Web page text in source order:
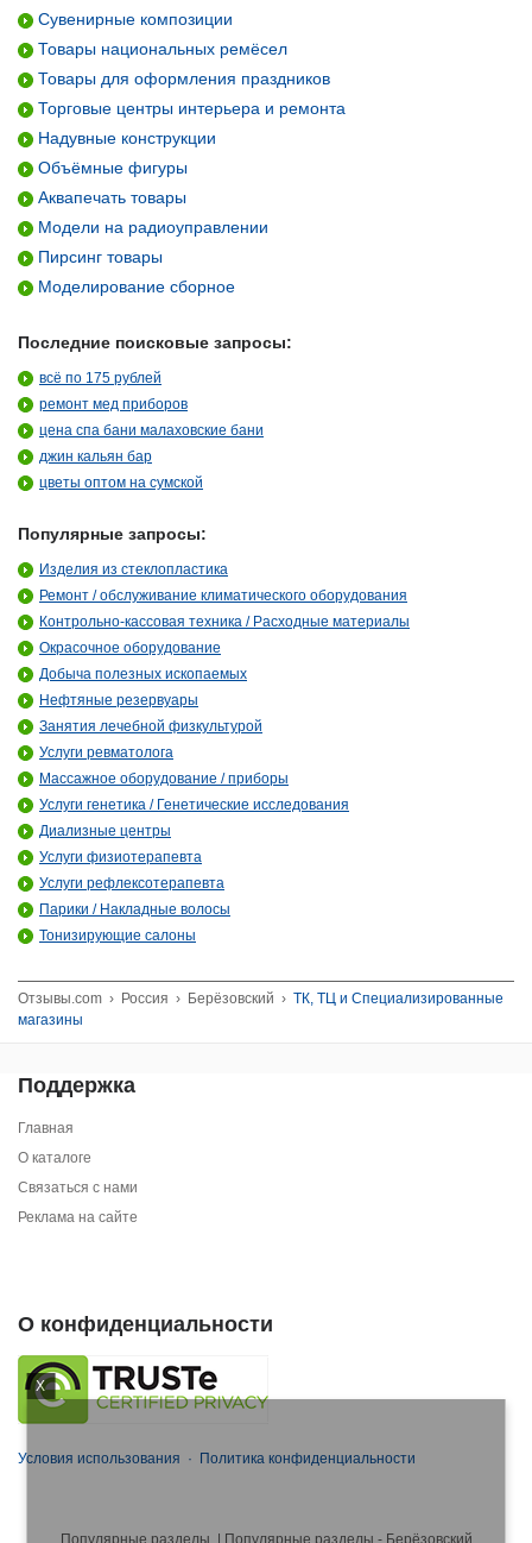
X
Сувенирные композиции
Товары национальных ремёсел
Товары для оформления праздников
Торговые центры интерьера и ремонта
Надувные конструкции
Объёмные фигуры
Аквапечать товары
Модели на радиоуправлении
Пирсинг товары
Моделирование сборное
Последние поисковые запросы:
всё по 175 рублей
ремонт мед приборов
цена спа бани малаховские бани
джин кальян бар
цветы оптом на сумской
Популярные запросы:
Изделия из стеклопластика
Ремонт / обслуживание климатического оборудования
Контрольно-кассовая техника / Расходные материалы
Окрасочное оборудование
Добыча полезных ископаемых
Нефтяные резервуары
Занятия лечебной физкультурой
Услуги ревматолога
Массажное оборудование / приборы
Услуги генетика / Генетические исследования
Диализные центры
Услуги физиотерапевта
Услуги рефлексотерапевта
Парики / Накладные волосы
Тонизирующие салоны
Отзывы.com › Россия › Берёзовский › ТК, ТЦ и Специализированные
магазины
Поддержка
Главная
О каталоге
Связаться с нами
Реклама на сайте
О конфиденциальности
Условия использования · Политика конфиденциальности
Популярные разделы Популярные разделы - Берёзовский